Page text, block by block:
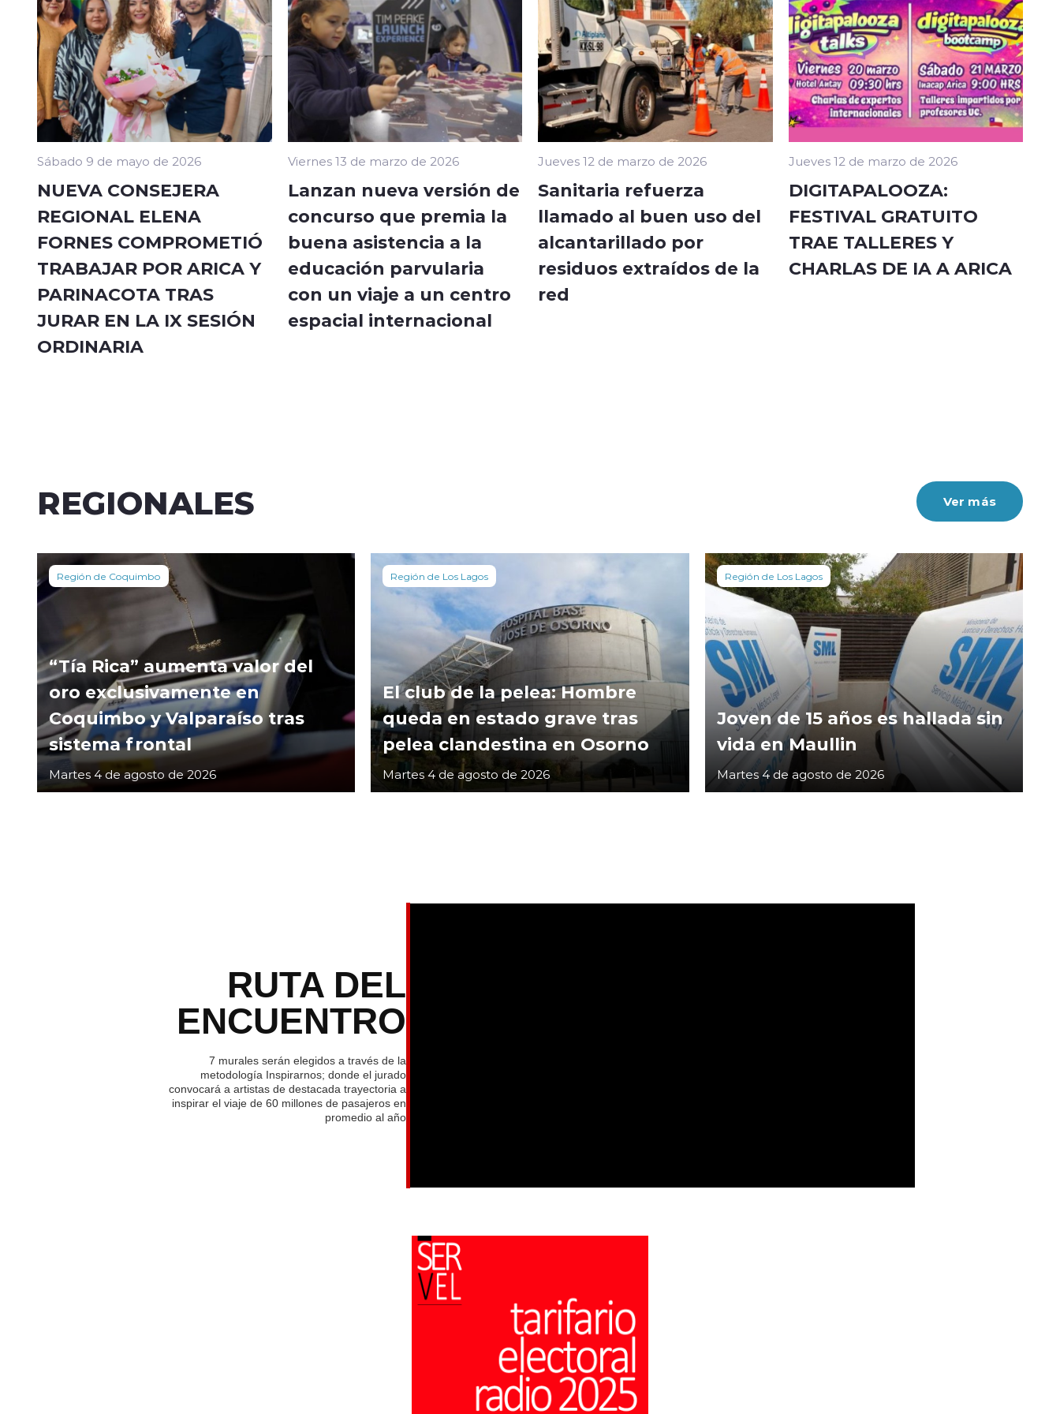
Sábado 9 de mayo de 2026
NUEVA CONSEJERA
REGIONAL ELENA
FORNES COMPROMETIÓ
TRABAJAR POR ARICA Y
PARINACOTA TRAS
JURAR EN LA IX SESIÓN
ORDINARIA
Viernes 13 de marzo de 2026
Lanzan nueva versión de
concurso que premia la
buena asistencia a la
educación parvularia
con un viaje a un centro
espacial internacional
Jueves 12 de marzo de 2026
Sanitaria refuerza
llamado al buen uso del
alcantarillado por
residuos extraídos de la
red
Jueves 12 de marzo de 2026
DIGITAPALOOZA:
FESTIVAL GRATUITO
TRAE TALLERES Y
CHARLAS DE IA A ARICA
REGIONALES Ver más
Región de Coquimbo
“Tía Rica” aumenta valor del
oro exclusivamente en
Coquimbo y Valparaíso tras
sistema frontal
Martes 4 de agosto de 2026
Región de Los Lagos
El club de la pelea: Hombre
queda en estado grave tras
pelea clandestina en Osorno
Martes 4 de agosto de 2026
Región de Los Lagos
Joven de 15 años es hallada sin
vida en Maullin
Martes 4 de agosto de 2026
RUTA DEL
ENCUENTRO
7 murales serán elegidos a través de la
metodología Inspirarnos; donde el jurado
convocará a artistas de destacada trayectoria a
inspirar el viaje de 60 millones de pasajeros en
promedio al año